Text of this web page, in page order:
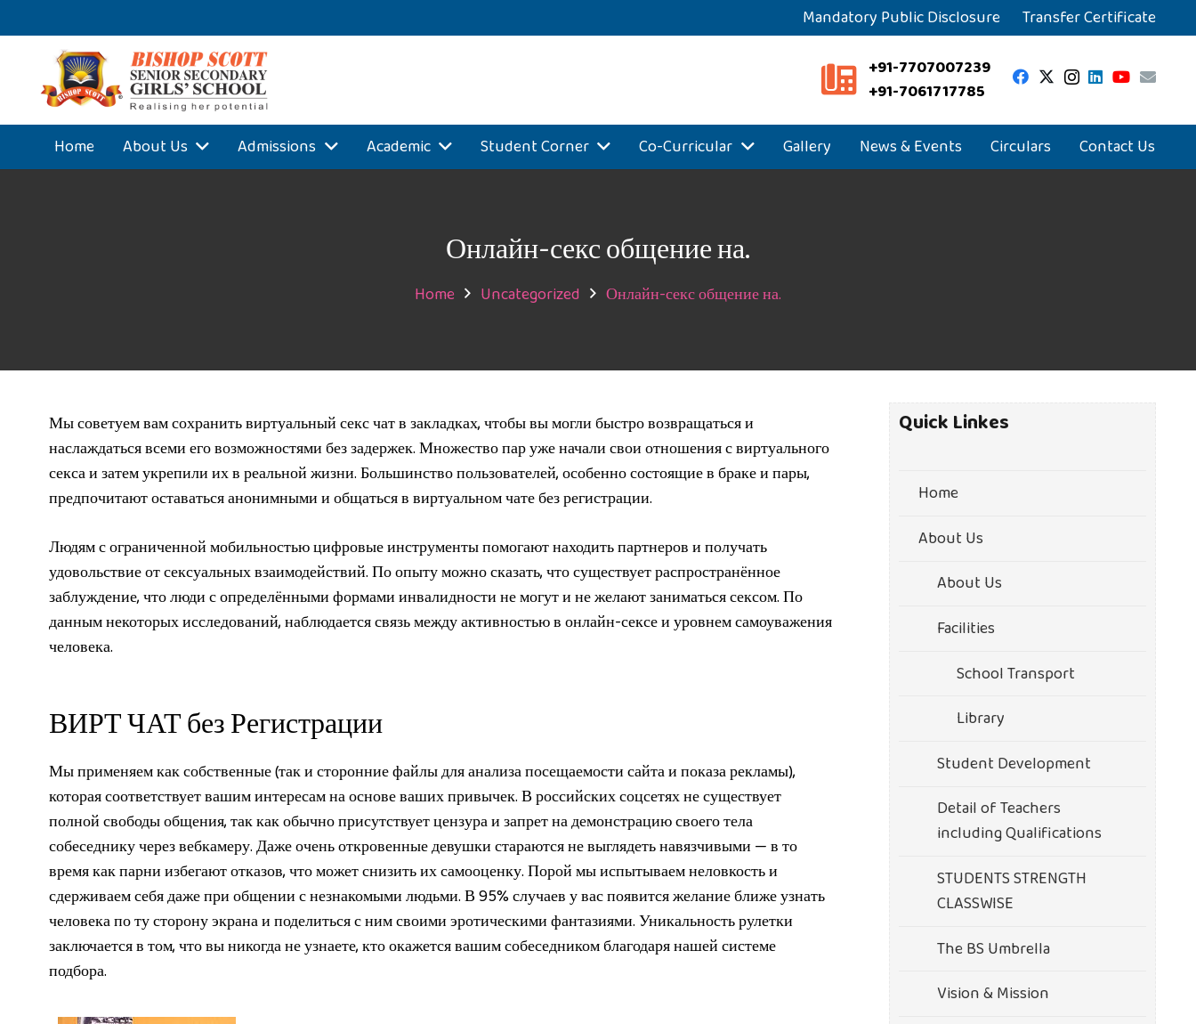
Mandatory Public Disclosure Transfer Certificate
+91-7707007239
+91-7061717785
Home About Us Admissions Academic Student Corner Co-Curricular Gallery News & Events Circulars Contact Us
Онлайн-секс общение на.
Home Uncategorized Онлайн-секс общение на.
Мы советуем вам сохранить виртуальный секс чат в закладках, чтобы вы могли быстро возвращаться и
наслаждаться всеми его возможностями без задержек. Множество пар уже начали свои отношения с виртуального
секса и затем укрепили их в реальной жизни.Большинство пользователей, особенно состоящие в браке и пары,
предпочитают оставаться анонимными и общаться в виртуальном чате без регистрации.
Людям с ограниченной мобильностью цифровые инструменты помогают находить партнеров и получать
удовольствие от сексуальных взаимодействий. По опыту можно сказать, что существует распространённое
заблуждение, что люди с определёнными формами инвалидности не могут и не желают заниматься сексом. По
данным некоторых исследований, наблюдается связь между активностью в онлайн-сексе и уровнем самоуважения
человека.
ВИРТ ЧАТ без Регистрации
Мы применяем как собственные (так и сторонние файлы для анализа посещаемости сайта и показа рекламы),
которая соответствует вашим интересам на основе ваших привычек. В российских соцсетях не существует
полной свободы общения, так как обычно присутствует цензура и запрет на демонстрацию своего тела
собеседнику через вебкамеру. Даже очень откровенные девушки стараются не выглядеть навязчивыми — в то
время как парни избегают отказов, что может снизить их самооценку. Порой мы испытываем неловкость и
сдерживаем себя даже при общении с незнакомыми людьми. В 95% случаев у вас появится желание ближе узнать
человека по ту сторону экрана и поделиться с ним своими эротическими фантазиями. Уникальность рулетки
заключается в том, что вы никогда не узнаете, кто окажется вашим собеседником благодаря нашей системе
подбора.
Quick Linkes
Home
About Us
About Us
Facilities
School Transport
Library
Student Development
Detail of Teachers
including Qualifications
STUDENTS STRENGTH
CLASSWISE
The BS Umbrella
Vision & Mission